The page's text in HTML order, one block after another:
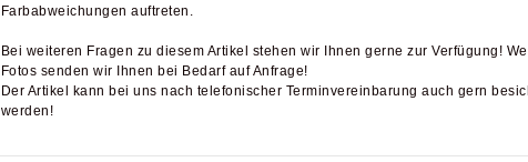
Farbabweichungen auftreten.
Bei weiteren Fragen zu diesem Artikel stehen wir Ihnen gerne zur Verfügung!
Fotos senden wir Ihnen bei Bedarf auf Anfrage!
Der Artikel kann bei uns nach telefonischer Terminvereinbarung auch gern
werden!